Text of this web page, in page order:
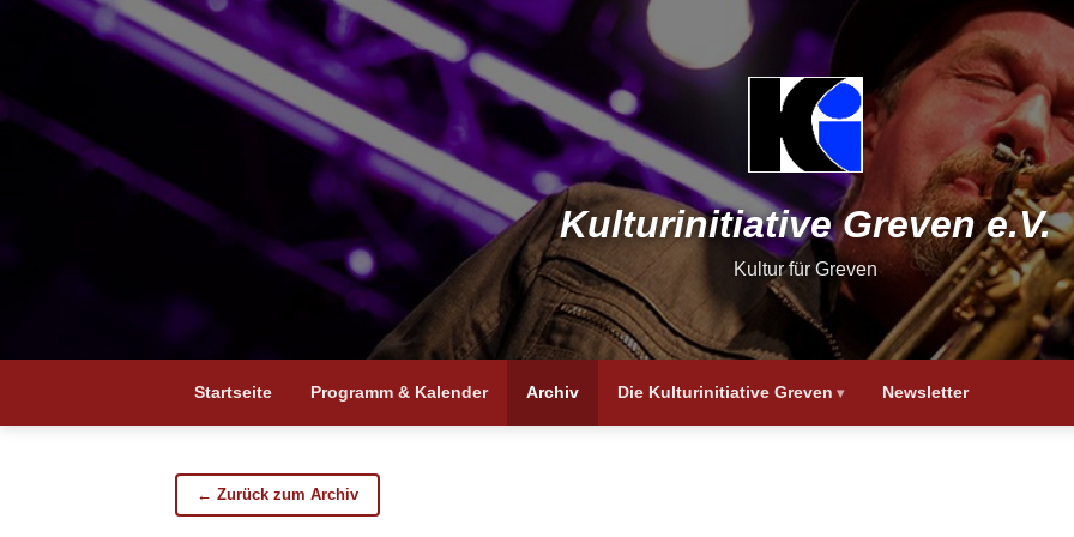
Kulturinitiative Greven e.V.
Kultur für Greven
Startseite Programm & Kalender Archiv Die Kulturinitiative Greven Newsletter
← Zurück zum Archiv